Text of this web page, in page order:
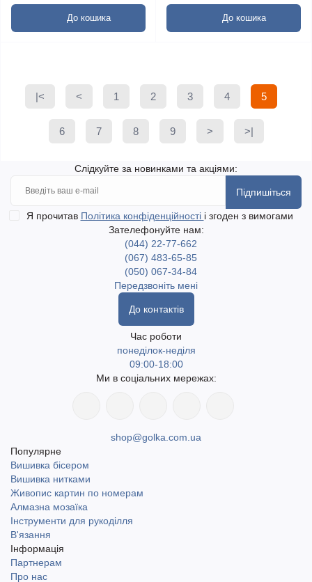
До кошика До кошика
|< < 1 2 3 4 5
6 7 8 9 > >|
Слідкуйте за новинками та акціями:
Підпишіться
Я прочитав Політика конфіденційності і згоден з вимогами
Зателефонуйте нам:
(044) 22-77-662
(067) 483-65-85
(050) 067-34-84
Передзвоніть мені
До контактів
Час роботи
понеділок-неділя
09:00-18:00
Ми в соціальних мережах:
shop@golka.com.ua
Популярне
Вишивка бісером
Вишивка нитками
Живопис картин по номерам
Алмазна мозаїка
Інструменти для рукоділля
В'язання
Інформація
Партнерам
Про нас